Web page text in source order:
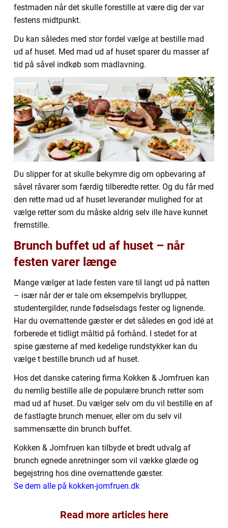
festmaden når det skulle forestille at være dig der var
festens midtpunkt.
Du kan således med stor fordel vælge at bestille mad
ud af huset. Med mad ud af huset sparer du masser af
tid på såvel indkøb som madlavning.
Du slipper for at skulle bekymre dig om opbevaring af
såvel råvarer som færdig tilberedte retter. Og du får med
den rette mad ud af huset leverandør mulighed for at
vælge retter som du måske aldrig selv ille have kunnet
fremstille.
Brunch buffet ud af huset – når
festen varer længe
Mange vælger at lade festen vare til langt ud på natten
– især når der er tale om eksempelvis bryllupper,
studentergilder, runde fødselsdags fester og lignende.
Har du overnattende gæster er det således en god idé at
forberede et tidligt måltid på forhånd. I stedet for at
spise gæsterne af med kedelige rundstykker kan du
vælge t bestille brunch ud af huset.
Hos det danske catering firma Kokken & Jomfruen kan
du nemlig bestille alle de populære brunch retter som
mad ud af huset. Du vælger selv om du vil bestille en af
de fastlagte brunch menuer, eller om du selv vil
sammensætte din brunch buffet.
Kokken & Jomfruen kan tilbyde et bredt udvalg af
brunch egnede anretninger som vil vække glæde og
begejstring hos dine overnattende gæster.
Se dem alle på kokken-jomfruen.dk
Read more articles here